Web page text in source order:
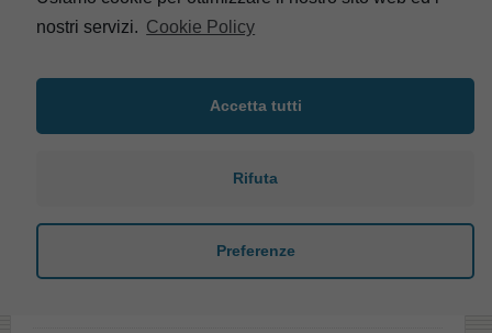
DUETTO QUADRO(3)
DUETTO TONDO(1)
DURAPLUS(8)
nostri servizi. Cookie Policy
Accetta tutti
Rifuta
Preferenze